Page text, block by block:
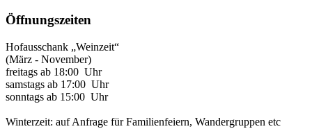
Öffnungszeiten
Hofausschank „Weinzeit“
(März - November)
freitags ab 18:00 Uhr
samstags ab 17:00 Uhr
sonntags ab 15:00 Uhr
Winterzeit: auf Anfrage für Familienfeiern, Wandergruppen etc